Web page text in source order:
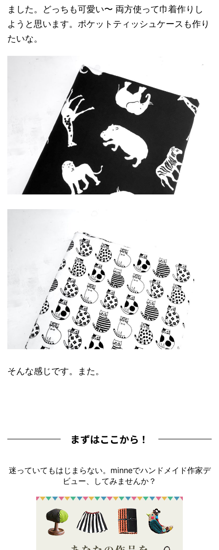
ました。どっちも可愛い〜 両方使って巾着作りし
ようと思います。ポケットティッシュケースも作り
たいな。
そんな感じです。また。
まずはここから！
迷っていてもはじまらない。minneでハンドメイド作家デ
ビュー、してみませんか？